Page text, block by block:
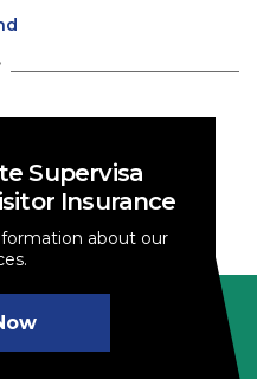
Supervisa
Insurance
about our